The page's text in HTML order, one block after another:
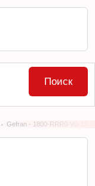
Gefran - 1800-RRR0-V0-13-
Поиск